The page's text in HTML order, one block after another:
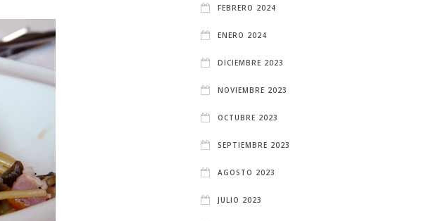
FEBRERO 2024
ENERO 2024
DICIEMBRE 2023
NOVIEMBRE 2023
OCTUBRE 2023
SEPTIEMBRE 2023
AGOSTO 2023
JULIO 2023